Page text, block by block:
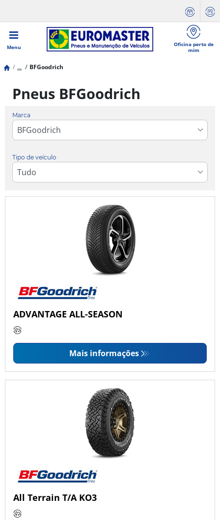
Menu
Oficina perto de
mim
... BFGoodrich
Pneus BFGoodrich
Marca
Tipo de veículo
ADVANTAGE ALL-SEASON
Mais informações
All Terrain T/A KO3